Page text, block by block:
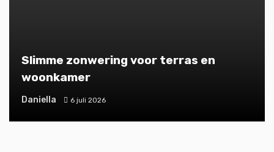
Slimme zonwering voor terras en
woonkamer
Daniella 6 juli 2026